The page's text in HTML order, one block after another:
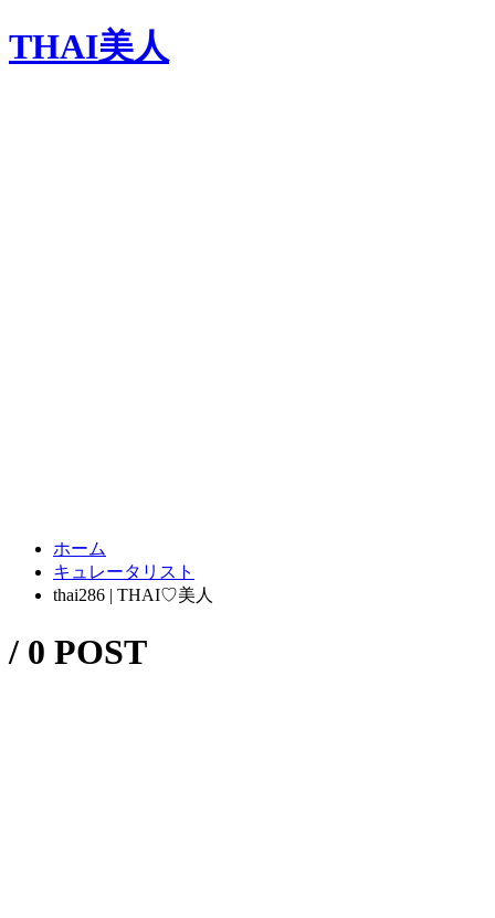
THAI美人
ホーム
キュレータリスト
thai286 | THAI♡美人
/ 0 POST